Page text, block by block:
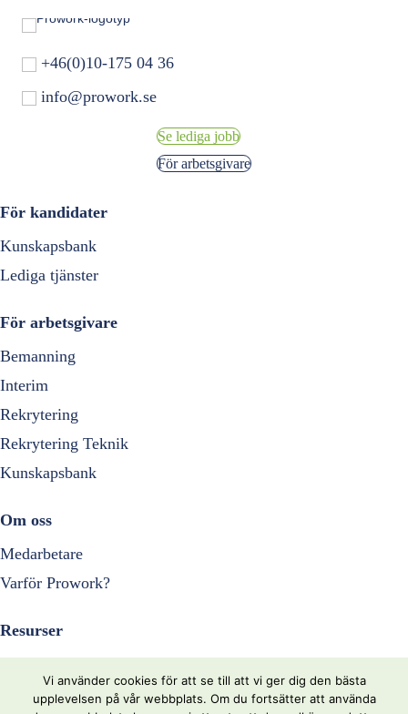
+46(0)10-175 04 36
info@prowork.se
Se lediga jobb
För arbetsgivare
För kandidater
Kunskapsbank
Lediga tjänster
För arbetsgivare
Bemanning
Interim
Rekrytering
Rekrytering Teknik
Kunskapsbank
Om oss
Medarbetare
Varför Prowork?
Resurser
Kontakta oss
Vi använder cookies för att se till att vi ger dig den bästa
upplevelsen på vår webbplats. Om du fortsätter att använda